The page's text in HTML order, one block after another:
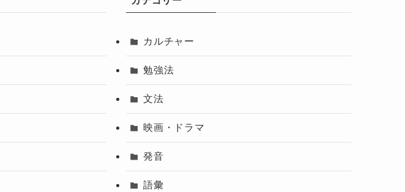
カルチャー
勉強法
文法
映画・ドラマ
発音
語彙